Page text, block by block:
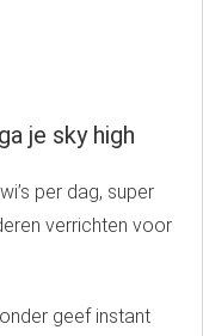
je sky high
per dag, super
verrichten voor
geef instant